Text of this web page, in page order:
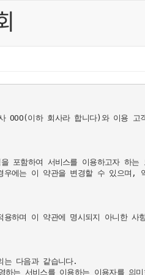
OOO(이하 회사라 합니다)와 이용
포함하여 서비스를 이용하고자 하
에는 이 약관을 변경할 수 있으며,
하며 이 약관에 명시되지 아니한
다음과 같습니다.
는 서비스를 이용하는 이용자를 의미